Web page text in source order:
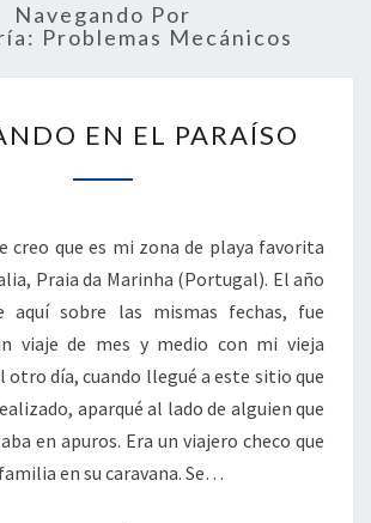
Navegando Por
Problemas Mecánicos
EN
PARAÍSO
EN EL PARAÍSO
creo que es mi zona de playa favorita
Praia da Marinha (Portugal). El año
aquí sobre las mismas fechas, fue
viaje de mes y medio con mi vieja
día, cuando llegué a este sitio que
aparqué al lado de alguien que
en apuros. Era un viajero checo que
en su caravana. Se…